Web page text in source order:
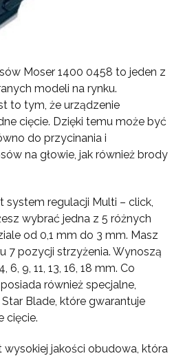
Moser 1400 0458 to jeden z
modeli na rynku.
to tym, że urządzenie
cięcie. Dzięki temu może być
do przycinania i
na głowie, jak również brody
system regulacji Multi – click,
wybrać jedna z 5 różnych
od 0,1 mm do 3 mm. Masz
7 pozycji strzyżenia. Wynoszą
6, 9, 11, 13, 16, 18 mm. Co
również specjalne,
Blade, które gwarantuje
cięcie.
wysokiej jakości obudowa, która